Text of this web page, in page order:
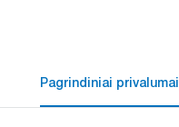
Pagrindiniai privalumai